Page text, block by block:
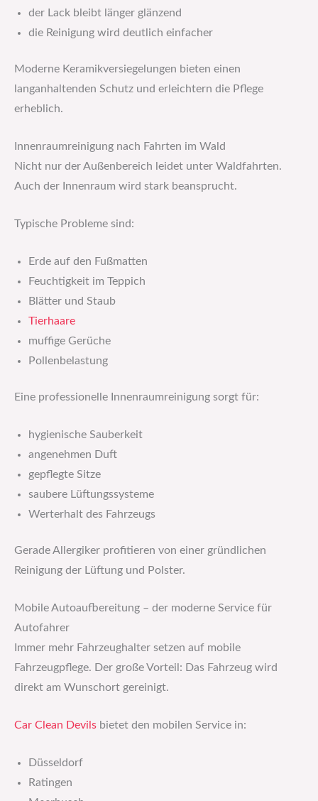
der Lack bleibt länger glänzend
die Reinigung wird deutlich einfacher
Moderne Keramikversiegelungen bieten einen
langanhaltenden Schutz und erleichtern die Pflege
erheblich.
Innenraumreinigung nach Fahrten im Wald
Nicht nur der Außenbereich leidet unter Waldfahrten.
Auch der Innenraum wird stark beansprucht.
Typische Probleme sind:
Erde auf den Fußmatten
Feuchtigkeit im Teppich
Blätter und Staub
Tierhaare
muffige Gerüche
Pollenbelastung
Eine professionelle Innenraumreinigung sorgt für:
hygienische Sauberkeit
angenehmen Duft
gepflegte Sitze
saubere Lüftungssysteme
Werterhalt des Fahrzeugs
Gerade Allergiker profitieren von einer gründlichen
Reinigung der Lüftung und Polster.
Mobile Autoaufbereitung – der moderne Service für
Autofahrer
Immer mehr Fahrzeughalter setzen auf mobile
Fahrzeugpflege. Der große Vorteil: Das Fahrzeug wird
direkt am Wunschort gereinigt.
Car Clean Devils bietet den mobilen Service in:
Düsseldorf
Ratingen